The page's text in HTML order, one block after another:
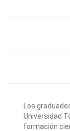
Los
Universidad
formación